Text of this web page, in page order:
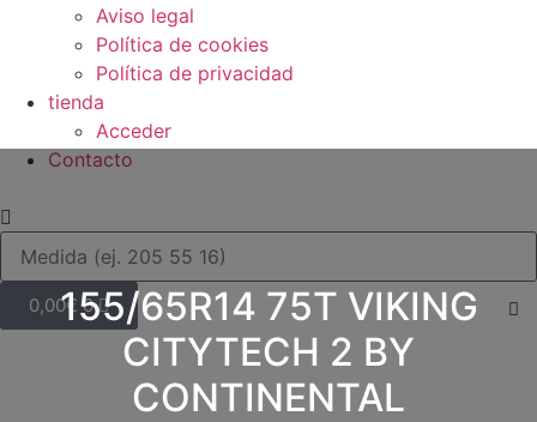
Aviso legal
Política de cookies
Política de privacidad
tienda
Acceder
Contacto
0,00€ 0
155/65R14 75T VIKING
CITYTECH 2 BY
CONTINENTAL